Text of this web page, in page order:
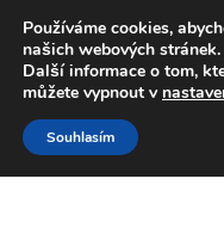
Volejte po-
Přeskočit
na
navigaci
Přejít
k
obsahu
Používáme cookies,
našich webových stránek.
Další informace o tom,
můžete vypnout v
Souhlasím